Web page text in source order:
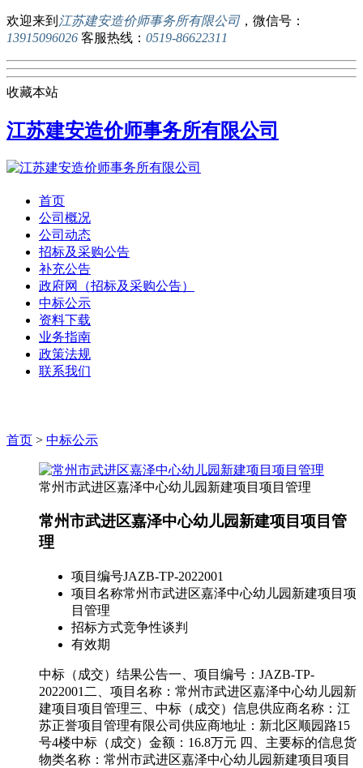
欢迎来到 江苏建安造价师事务所有限公司，微信号：
13915096026 客服热线： 0519-86622311
收藏本站
江苏建安造价师事务所有限公司
首页
公司概况
公司动态
招标及采购公告
补充公告
政府网（招标及采购公告）
中标公示
资料下载
业务指南
政策法规
联系我们
首页 > 中标公示
常州市武进区嘉泽中心幼儿园新建项目项目管理
常州市武进区嘉泽中心幼儿园新建项目项目管
理
项目编号JAZB-TP-2022001
项目名称常州市武进区嘉泽中心幼儿园新建项目项
目管理
招标方式竞争性谈判
有效期
中标（成交）结果公告一、项目编号：JAZB-TP-
2022001二、项目名称：常州市武进区嘉泽中心幼儿园新
建项目项目管理三、中标（成交）信息供应商名称：江
苏正誉项目管理有限公司供应商地址：新北区顺园路15
号4楼中标（成交）金额：16.8万元 四、主要标的信息货
物类名称：常州市武进区嘉泽中心幼儿园新建项目项目